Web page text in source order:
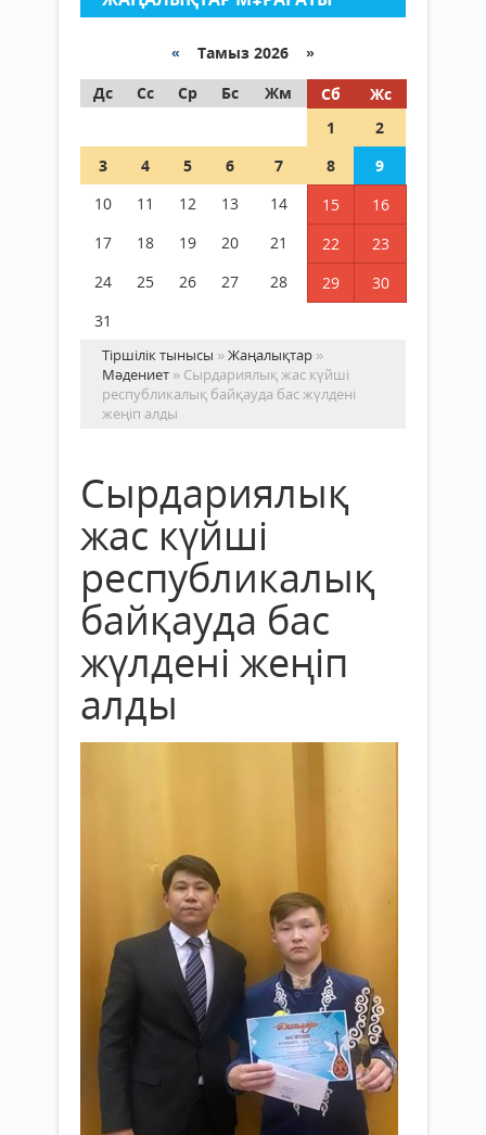
« Тамыз 2026 »
Дс
Сс Ср Бс Жм Сб
Жс
1
2
3
4 5 6 7 8
9
10
11 12 13 14 15
16
17
18 19 20 21 22
23
24
25 26 27 28 29
30
31
Тіршілік тынысы »Жаңалықтар »
Мәдениет » Сырдариялық жас күйші
республикалық байқауда бас жүлдені
жеңіп алды
Сырдариялық
жас күйші
республикалық
байқауда бас
жүлдені жеңіп
алды